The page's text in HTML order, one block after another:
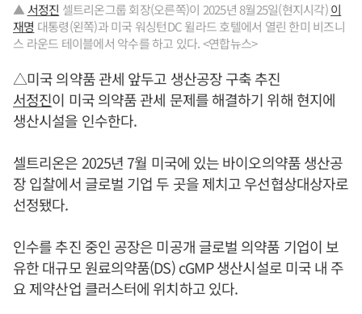
▲ 서정진 셀트리온그룹 회장(오른쪽)이 2025년 8월25일(현지시각)이
재명 대통령(왼쪽)과 미국 워싱턴DC 윌라드 호텔에서 열린 한미 비즈니
스 라운드 테이블에서 악수를 하고 있다. <연합뉴스>
△미국 의약품 관세 앞두고 생산공장 구축 추진
서정진이 미국 의약품 관세 문제를 해결하기 위해 현지에
생산시설을 인수한다.
셀트리온은 2025년 7월 미국에 있는 바이오의약품 생산공
장 입찰에서 글로벌 기업 두 곳을 제치고 우선협상대상자로
선정됐다.
인수를 추진 중인 공장은 미공개 글로벌 의약품 기업이 보
유한 대규모 원료의약품(DS) cGMP 생산시설로 미국 내 주
요 제약산업 클러스터에 위치하고 있다.